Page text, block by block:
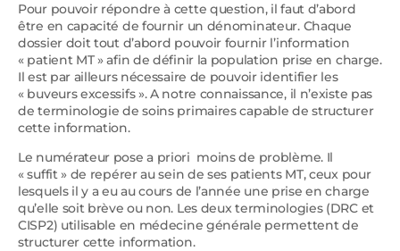
Pour pouvoir répondre à cette question, il faut d’abord
être en capacité de fournir un dénominateur. Chaque
dossier doit tout d’abord pouvoir fournir l’information
« patient MT » afin de définir la population prise en charge.
Il est par ailleurs nécessaire de pouvoir identifier les
« buveurs excessifs ». A notre connaissance, il n’existe pas
de terminologie de soins primaires capable de structurer
cette information.
Le numérateur pose a priori moins de problème. Il
« suffit » de repérer au sein de ses patients MT, ceux pour
lesquels il y a eu au cours de l’année une prise en charge
qu’elle soit brève ou non. Les deux terminologies (DRC et
CISP2) utilisable en médecine générale permettent de
structurer cette information.